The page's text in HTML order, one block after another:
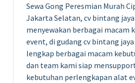
Sewa Gong Peresmian Murah
Jakarta Selatan, cv bintang
menyewakan berbagai macam
event, di gudang cv bintang
lengkap berbagai macam
dan team kami siap
kebutuhan perlengkapan alat